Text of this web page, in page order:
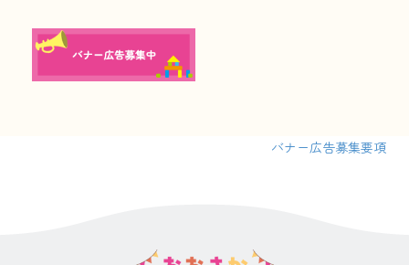
バナー広告募集要項